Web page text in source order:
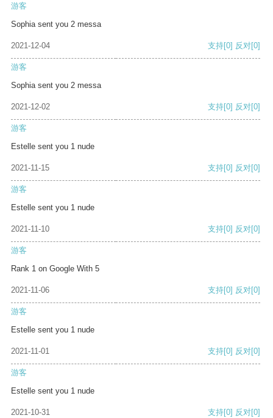
游客
Sophia sent you 2 messa
2021-12-04 支持[0] 反对[0]
游客
Sophia sent you 2 messa
2021-12-02 支持[0] 反对[0]
游客
Estelle sent you 1 nude
2021-11-15 支持[0] 反对[0]
游客
Estelle sent you 1 nude
2021-11-10 支持[0] 反对[0]
游客
Rank 1 on Google With 5
2021-11-06 支持[0] 反对[0]
游客
Estelle sent you 1 nude
2021-11-01 支持[0] 反对[0]
游客
Estelle sent you 1 nude
2021-10-31 支持[0] 反对[0]